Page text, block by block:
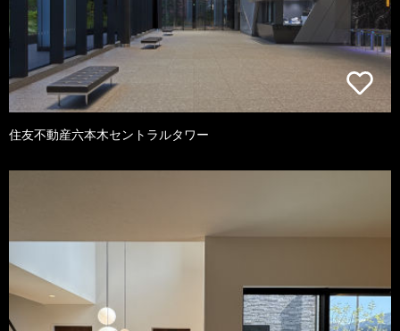
住友不動産六本木セントラルタワー